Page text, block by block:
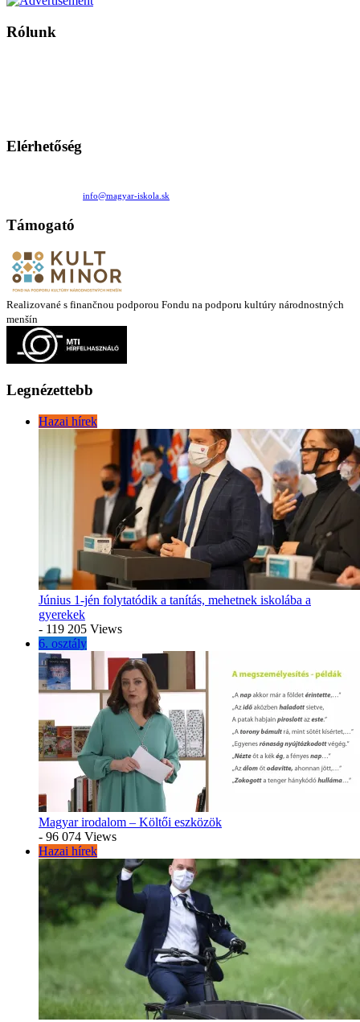
Rólunk
Elérhetőség
info@magyar-iskola.sk
Támogató
Realizované s finančnou podporou Fondu na podporu kultúry národnostných
menšín
Legnézettebb
Hazai hírek
Június 1-jén folytatódik a tanítás, mehetnek iskolába a
gyerekek
- 119 205 Views
6. osztály
Magyar irodalom – Költői eszközök
- 96 074 Views
Hazai hírek